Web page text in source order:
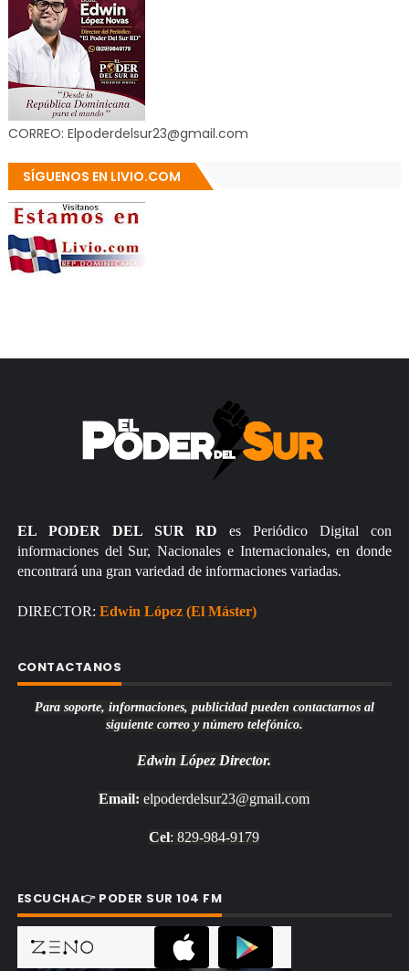
CORREO: Elpoderdelsur23@gmail.com
SÍGUENOS EN LIVIO.COM
EL PODER DEL SUR RD es Periódico Digital con
informaciones del Sur, Nacionales e Internacionales, en donde
encontrará una gran variedad de informaciones variadas.
DIRECTOR: Edwin López (El Máster)
CONTACTANOS
Para soporte, informaciones, publicidad pueden contactarnos al
siguiente correo y número telefónico.
Edwin López Director.
Email: elpoderdelsur23@gmail.com
Cel: 829-984-9179
ESCUCHA👉 PODER SUR 104 FM